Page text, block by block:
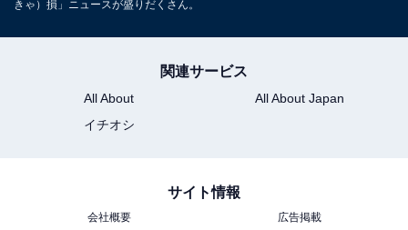
きゃ）損」ニュースが盛りだくさん。
関連サービス
All About
All About Japan
イチオシ
サイト情報
会社概要
広告掲載